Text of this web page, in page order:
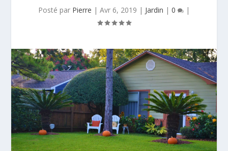
Posté par Pierre | Avr 6, 2019 | Jardin | 0 |